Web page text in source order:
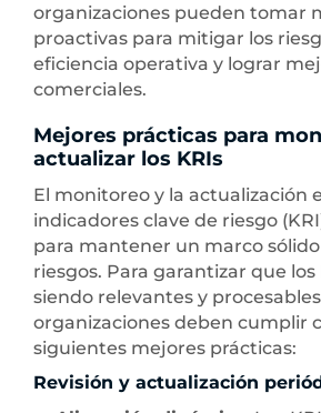
organizaciones pueden tomar
proactivas para mitigar los
eficiencia operativa y lograr
comerciales.
Mejores prácticas para
actualizar los KRIs
El monitoreo y la actualización
indicadores clave de riesgo
para mantener un marco
riesgos. Para garantizar que los
siendo relevantes y
organizaciones deben cumplir
siguientes mejores prácticas:
Revisión y actualización